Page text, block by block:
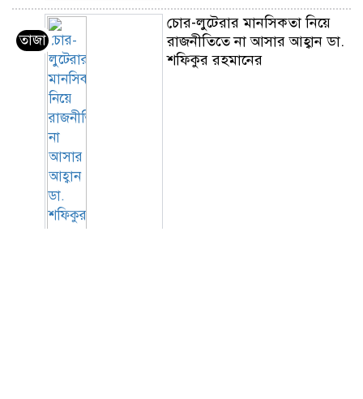
তাজা
চোর-লুটেরার মানসিকতা নিয়ে
রাজনীতিতে না আসার আহ্বান ডা.
শফিকুর রহমানের